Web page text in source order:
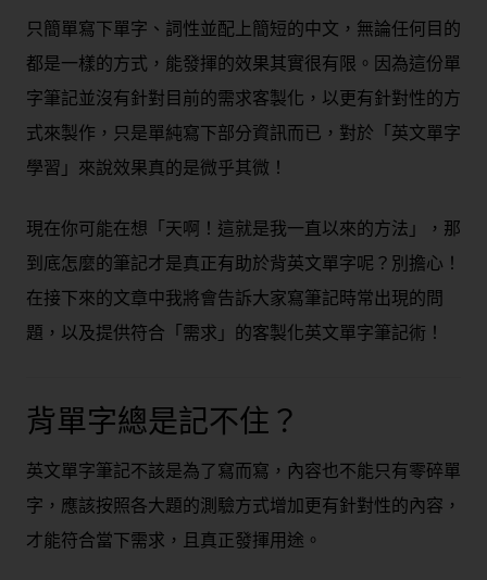
只簡單寫下單字、詞性並配上簡短的中文，無論任何目的
都是一樣的方式，能發揮的效果其實很有限。因為這份單
字筆記並沒有針對目前的需求客製化，以更有針對性的方
式來製作，只是單純寫下部分資訊而已，對於「英文單字
學習」來說效果真的是微乎其微！
現在你可能在想「天啊！這就是我一直以來的方法」，那
到底怎麼的筆記才是真正有助於背英文單字呢？別擔心！
在接下來的文章中我將會告訴大家寫筆記時常出現的問
題，以及提供符合「需求」的客製化英文單字筆記術！
背單字總是記不住？
英文單字筆記不該是為了寫而寫，內容也不能只有零碎單
字，應該按照各大題的測驗方式增加更有針對性的內容，
才能符合當下需求，且真正發揮用途。